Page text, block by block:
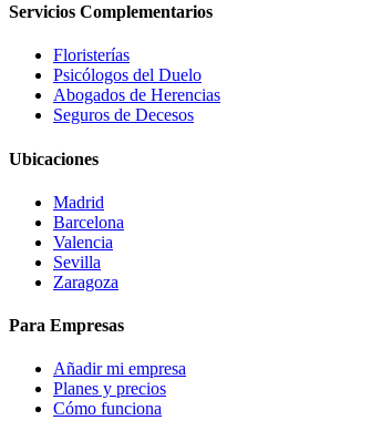
Servicios Complementarios
Floristerías
Psicólogos del Duelo
Abogados de Herencias
Seguros de Decesos
Ubicaciones
Madrid
Barcelona
Valencia
Sevilla
Zaragoza
Para Empresas
Añadir mi empresa
Planes y precios
Cómo funciona